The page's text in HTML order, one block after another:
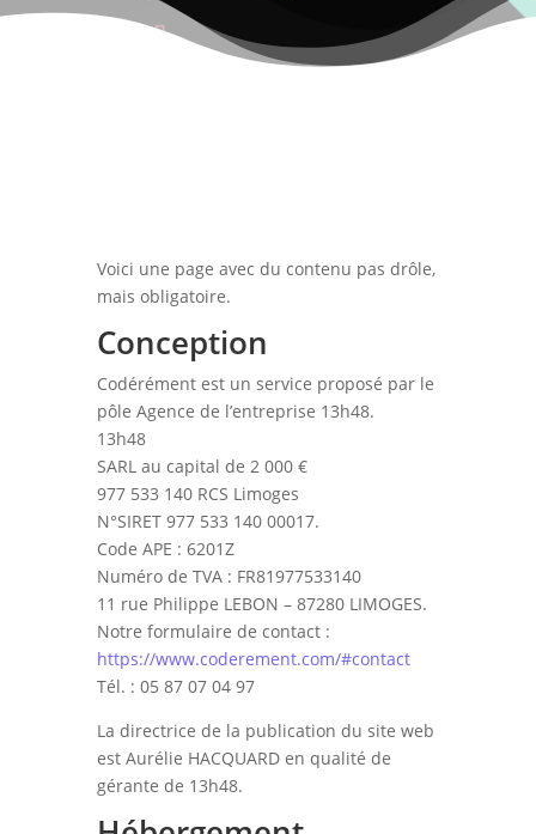
Voici une page avec du contenu pas drôle,
mais obligatoire.
Conception
Codérément est un service proposé par le
pôle Agence de l’entreprise 13h48.
13h48
SARL au capital de 2 000 €
977 533 140 RCS Limoges
N°SIRET 977 533 140 00017.
Code APE : 6201Z
Numéro de TVA : FR81977533140
11 rue Philippe LEBON – 87280 LIMOGES.
Notre formulaire de contact :
https://www.coderement.com/#contact
Tél. : 05 87 07 04 97
La directrice de la publication du site web
est Aurélie HACQUARD en qualité de
gérante de 13h48.